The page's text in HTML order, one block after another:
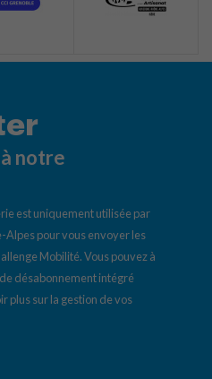
notre
est uniquement utilisée par
Alpes pour vous envoyer les
Mobilité. Vous pouvez à
désabonnement intégré
plus sur la gestion de vos